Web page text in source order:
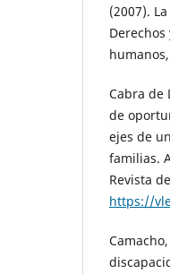
(2007).
Cabra de
de
ejes de
familias.
Revista
https://